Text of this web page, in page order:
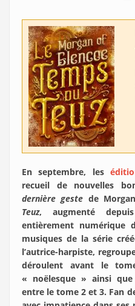
En septembre, les
recueil de nouvelles
dernière geste de
Teuz, augmenté
entièrement numérique
musiques de la série
l’autrice-harpiste,
déroulent avant le
« noëlesque » ainsi
entre le tome 2 et 3. Fan